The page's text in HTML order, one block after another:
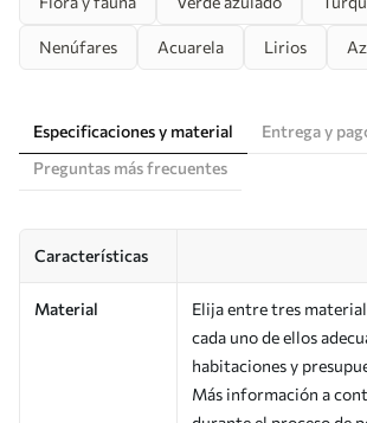
Nenúfares Acuarela Lirios
Especificaciones y material
Entrega y
Preguntas más frecuentes
Características
Material
Elija entre tres
cada uno de ellos
habitaciones y
Más información a